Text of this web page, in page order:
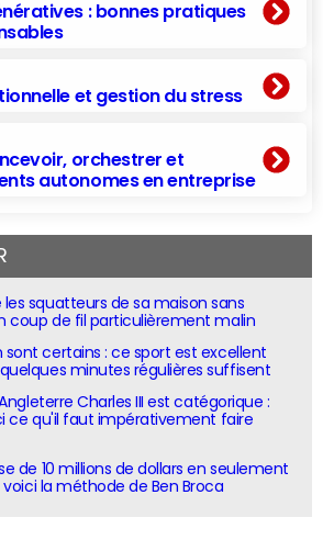
: bonnes pratiques
et gestion du stress
orchestrer et
autonomes en entreprise
les squatteurs de sa maison sans
coup de fil particulièrement malin
sont certains : ce sport est excellent
minutes régulières suffisent
Charles III est catégorique :
ce qu'il faut impérativement faire
de 10 millions de dollars en seulement
voici la méthode de Ben Broca